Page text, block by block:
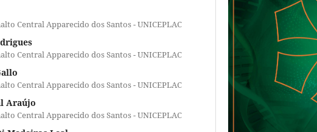
Central Apparecido dos Santos - UNICEPLAC
Central Apparecido dos Santos - UNICEPLAC
Central Apparecido dos Santos - UNICEPLAC
Araújo
Central Apparecido dos Santos - UNICEPLAC